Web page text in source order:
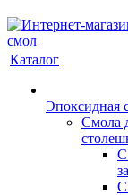
Каталог
Эпоксидная
Смола
С
С